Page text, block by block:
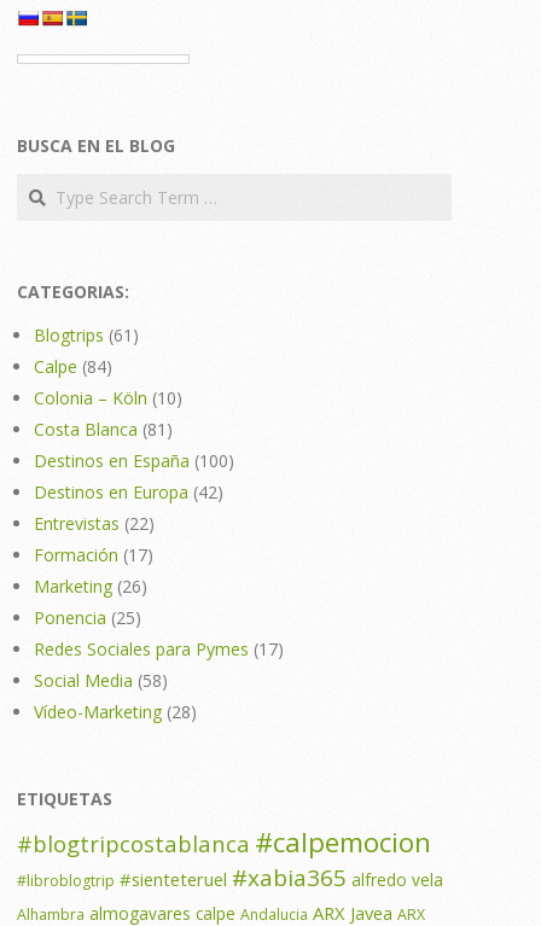
BUSCA EN EL BLOG
Search
CATEGORIAS:
Blogtrips (61)
Calpe (84)
Colonia – Köln (10)
Costa Blanca (81)
Destinos en España (100)
Destinos en Europa (42)
Entrevistas (22)
Formación (17)
Marketing (26)
Ponencia (25)
Redes Sociales para Pymes (17)
Social Media (58)
Vídeo-Marketing (28)
ETIQUETAS
#blogtripcostablanca #calpemocion
#libroblogtrip #sienteteruel #xabia365 alfredo vela
Alhambra almogavares calpe Andalucia ARX Javea ARX